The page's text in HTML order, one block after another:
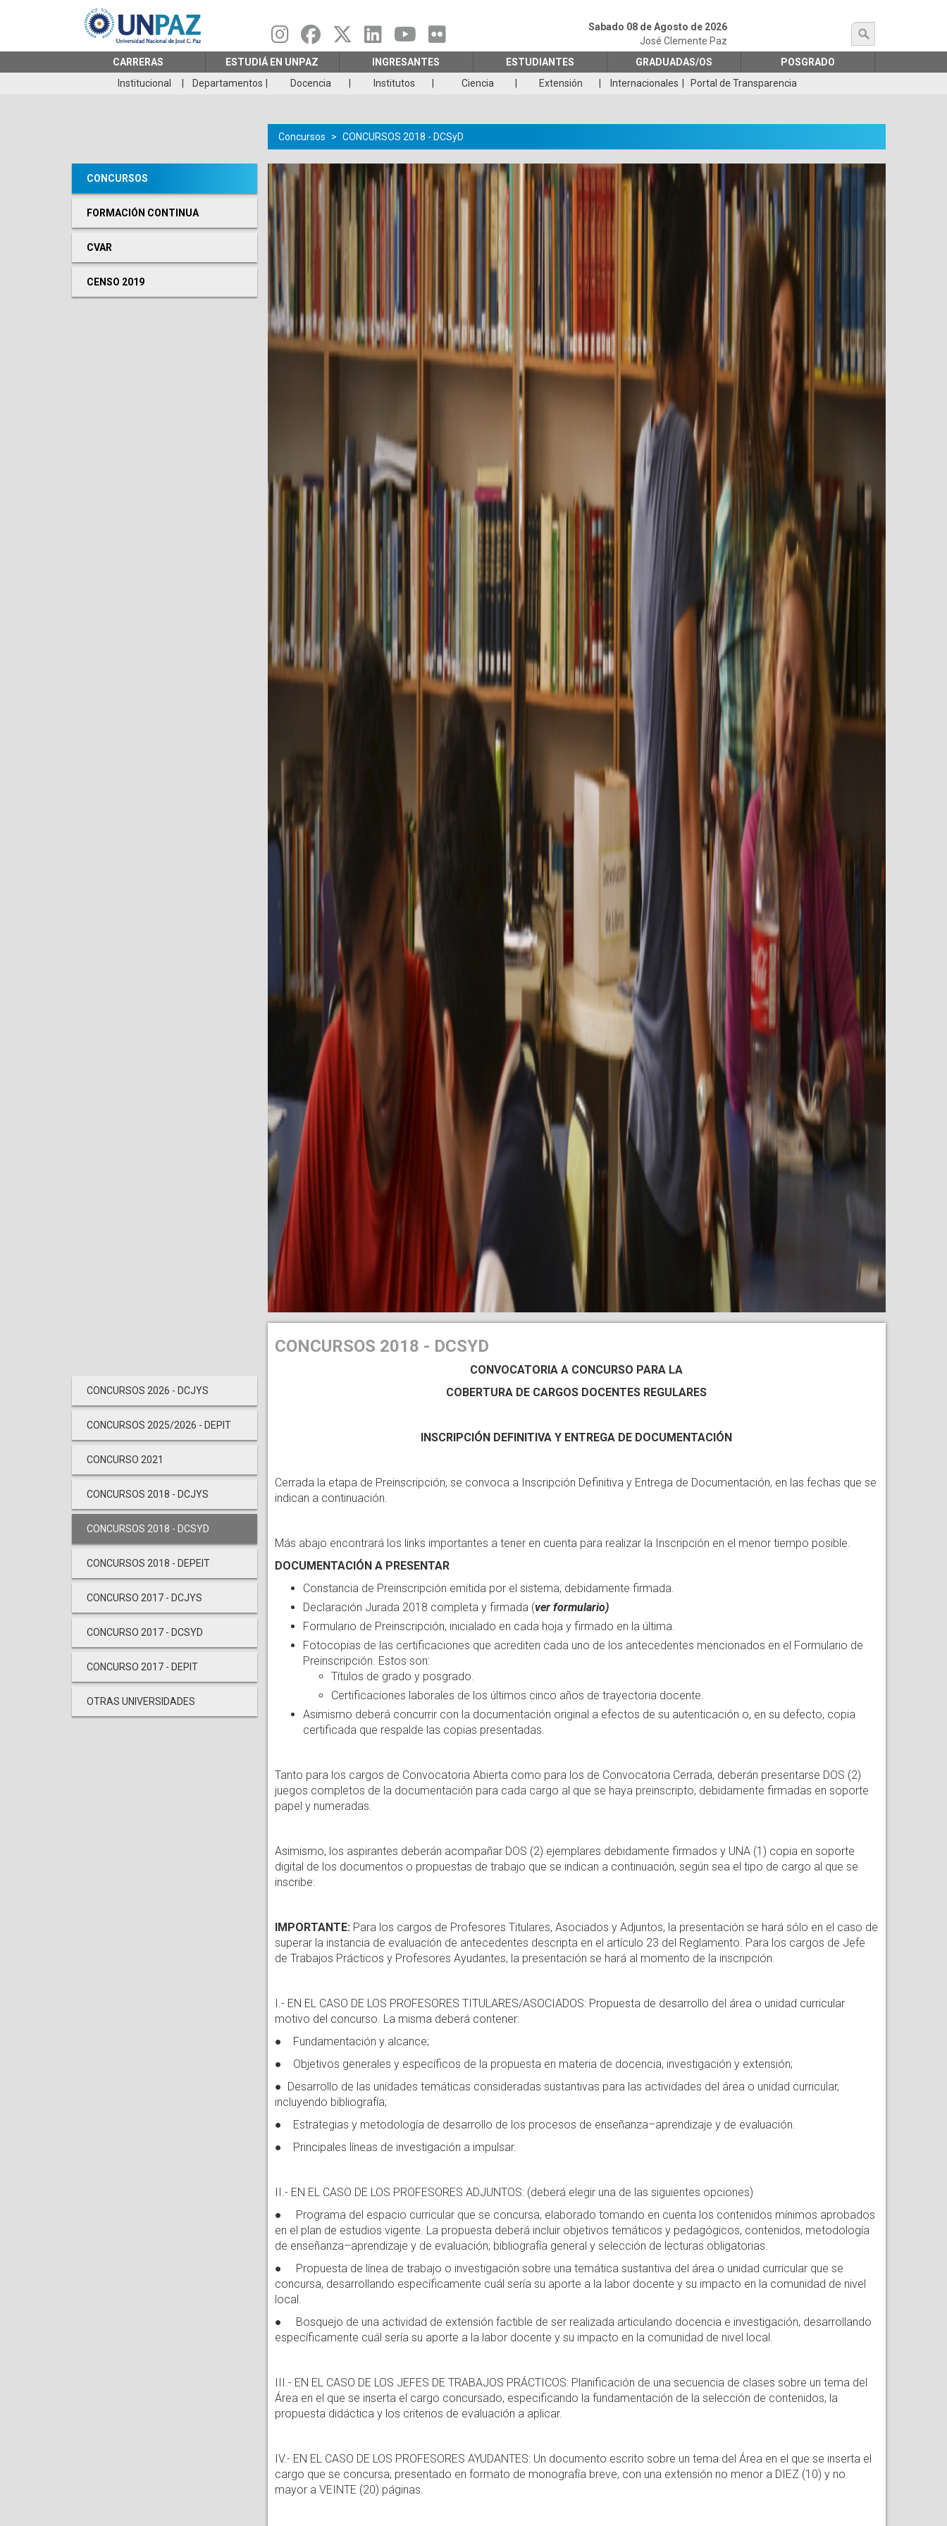
principal
búsqueda
Sabado 08 de Agosto de 2026
José Clemente Paz
CARRERAS
ESTUDIÁ EN UNPAZ INGRESANTES ESTUDIANTES GRADUADAS/OS
POSGRADO
Institucional
Departamentos Docencia Institutos Ciencia Extensión Internacionales Portal de Transparencia
CONCURSOS
FORMACIÓN CONTINUA
CVAR
CENSO 2019
CONCURSOS 2026 - DCJYS
CONCURSOS 2025/2026 - DEPIT
CONCURSO 2021
CONCURSOS 2018 - DCJYS
CONCURSOS 2018 - DCSYD
CONCURSOS 2018 - DEPEIT
CONCURSO 2017 - DCJYS
CONCURSO 2017 - DCSYD
CONCURSO 2017 - DEPIT
OTRAS UNIVERSIDADES
Concursos CONCURSOS 2018 - DCSyD
CONCURSOS 2018 - DCSYD
CONVOCATORIA A CONCURSO PARA LA
COBERTURA DE CARGOS DOCENTES REGULARES
INSCRIPCIÓN DEFINITIVA Y ENTREGA DE DOCUMENTACIÓN
Cerrada la etapa de Preinscripción, se convoca a Inscripción Definitiva y Entrega de Documentación, en las fechas que se
indican a continuación.
Más abajo encontrará los links importantes a tener en cuenta para realizar la Inscripción en el menor tiempo posible.
DOCUMENTACIÓN A PRESENTAR
Constancia de Preinscripción emitida por el sistema, debidamente firmada.
Declaración Jurada 2018 completa y firmada (ver formulario)
Formulario de Preinscripción, inicialado en cada hoja y firmado en la última.
Fotocopias de las certificaciones que acrediten cada uno de los antecedentes mencionados en el Formulario de
Preinscripción. Estos son:
Títulos de grado y posgrado.
Certificaciones laborales de los últimos cinco años de trayectoria docente.
Asimismo deberá concurrir con la documentación original a efectos de su autenticación o, en su defecto, copia
certificada que respalde las copias presentadas.
Tanto para los cargos de Convocatoria Abierta como para los de Convocatoria Cerrada, deberán presentarse DOS (2)
juegos completos de la documentación para cada cargo al que se haya preinscripto, debidamente firmadas en soporte
papel y numeradas.
Asimismo, los aspirantes deberán acompañar DOS (2) ejemplares debidamente firmados y UNA (1) copia en soporte
digital de los documentos o propuestas de trabajo que se indican a continuación, según sea el tipo de cargo al que se
inscribe:
IMPORTANTE:Para los cargos de Profesores Titulares, Asociados y Adjuntos, la presentación se hará sólo en el caso de
superar la instancia de evaluación de antecedentes descripta en el artículo 23 del Reglamento. Para los cargos de Jefe
de Trabajos Prácticos y Profesores Ayudantes, la presentación se hará al momento de la inscripción.
I.- EN EL CASO DE LOS PROFESORES TITULARES/ASOCIADOS: Propuesta de desarrollo del área o unidad curricular
motivo del concurso. La misma deberá contener:
● Fundamentación y alcance;
● Objetivos generales y específicos de la propuesta en materia de docencia, investigación y extensión;
● Desarrollo de las unidades temáticas consideradas sustantivas para las actividades del área o unidad curricular,
incluyendo bibliografía;
● Estrategias y metodología de desarrollo de los procesos de enseñanza–aprendizaje y de evaluación.
● Principales líneas de investigación a impulsar.
II.- EN EL CASO DE LOS PROFESORES ADJUNTOS: (deberá elegir una de las siguientes opciones)
● Programa del espacio curricular que se concursa, elaborado tomando en cuenta los contenidos mínimos aprobados
en el plan de estudios vigente. La propuesta deberá incluir objetivos temáticos y pedagógicos, contenidos, metodología
de enseñanza–aprendizaje y de evaluación; bibliografía general y selección de lecturas obligatorias.
● Propuesta de línea de trabajo o investigación sobre una temática sustantiva del área o unidad curricular que se
concursa, desarrollando específicamente cuál sería su aporte a la labor docente y su impacto en la comunidad de nivel
local.
● Bosquejo de una actividad de extensión factible de ser realizada articulando docencia e investigación, desarrollando
específicamente cuál sería su aporte a la labor docente y su impacto en la comunidad de nivel local.
III.- EN EL CASO DE LOS JEFES DE TRABAJOS PRÁCTICOS: Planificación de una secuencia de clases sobre un tema del
Área en el que se inserta el cargo concursado, especificando la fundamentación de la selección de contenidos, la
propuesta didáctica y los criterios de evaluación a aplicar.
IV.- EN EL CASO DE LOS PROFESORES AYUDANTES: Un documento escrito sobre un tema del Área en el que se inserta el
cargo que se concursa, presentado en formato de monografía breve, con una extensión no menor a DIEZ (10) y no
mayor a VEINTE (20) páginas.